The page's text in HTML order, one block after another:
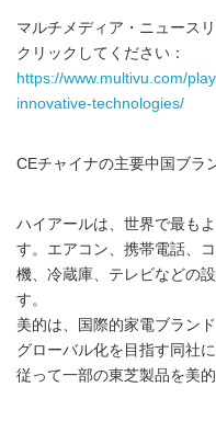
マルチメディア・ニュース
クリックしてください：
https://www.multivu.com/
innovative-technologies/
CEチャイナの主要中国ブラ
ハイアールは、世界で最も
す。エアコン、携帯電話、
機、冷蔵庫、テレビなどの
す。
美的は、国際的家電ブラン
グローバル化を目指す同社
従って一部の東芝製品を美的